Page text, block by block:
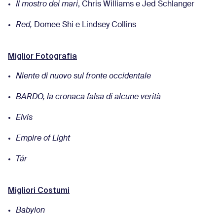
Il mostro dei mari, Chris Williams e Jed Schlanger
Red, Domee Shi e Lindsey Collins
Miglior Fotografia
Niente di nuovo sul fronte occidentale
BARDO, la cronaca falsa di alcune verità
Elvis
Empire of Light
Tár
Migliori Costumi
Babylon